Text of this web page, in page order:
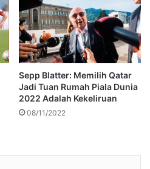
Sepp Blatter: Memilih Qatar
Jadi Tuan Rumah Piala Dunia
2022 Adalah Kekeliruan
08/11/2022